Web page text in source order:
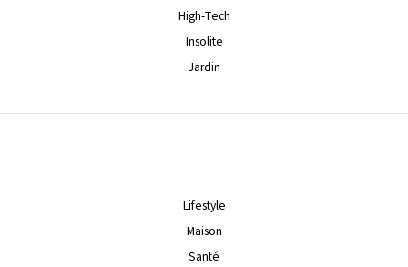
High-Tech
Insolite
Jardin
Lifestyle
Maison
Santé